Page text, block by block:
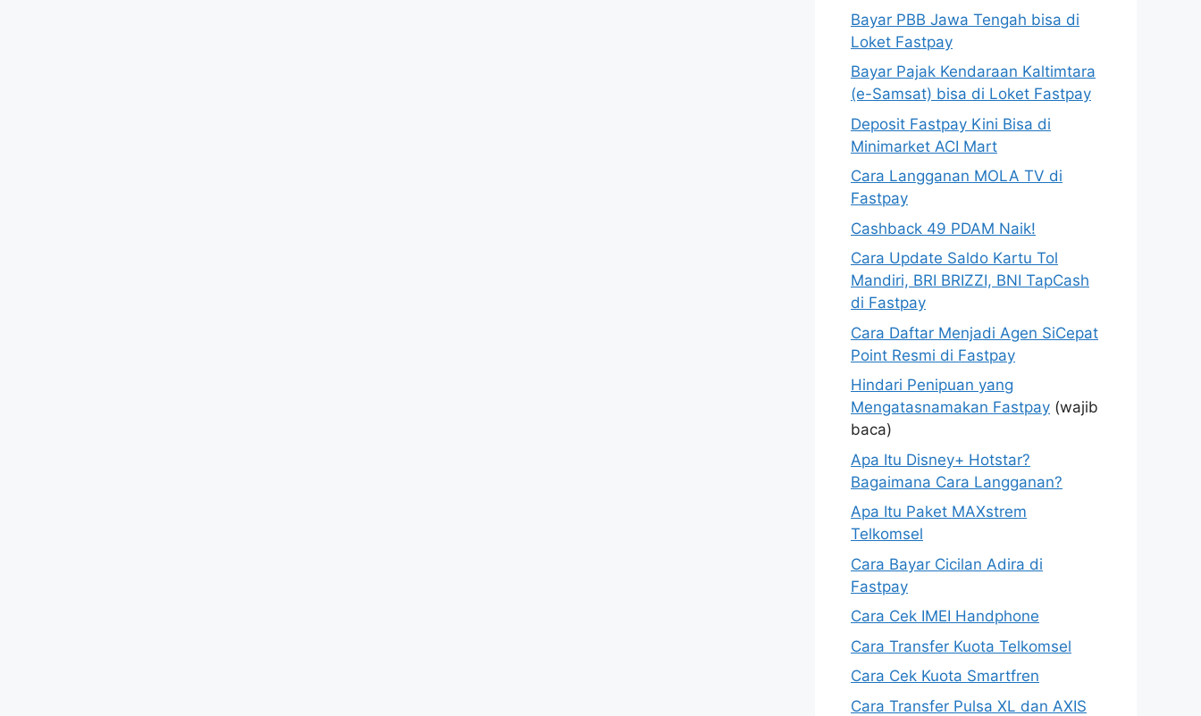
Bayar PBB Jawa Tengah bisa di
Loket Fastpay
Bayar Pajak Kendaraan Kaltimtara
(e-Samsat) bisa di Loket Fastpay
Deposit Fastpay Kini Bisa di
Minimarket ACI Mart
Cara Langganan MOLA TV di
Fastpay
Cashback 49 PDAM Naik!
Cara Update Saldo Kartu Tol
Mandiri, BRI BRIZZI, BNI TapCash
di Fastpay
Cara Daftar Menjadi Agen SiCepat
Point Resmi di Fastpay
Hindari Penipuan yang
Mengatasnamakan Fastpay (wajib
baca)
Apa Itu Disney+ Hotstar?
Bagaimana Cara Langganan?
Apa Itu Paket MAXstrem
Telkomsel
Cara Bayar Cicilan Adira di
Fastpay
Cara Cek IMEI Handphone
Cara Transfer Kuota Telkomsel
Cara Cek Kuota Smartfren
Cara Transfer Pulsa XL dan AXIS